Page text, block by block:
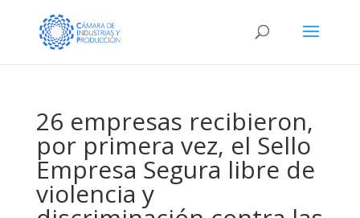
26 empresas recibieron,
por primera vez, el Sello
Empresa Segura libre de
violencia y